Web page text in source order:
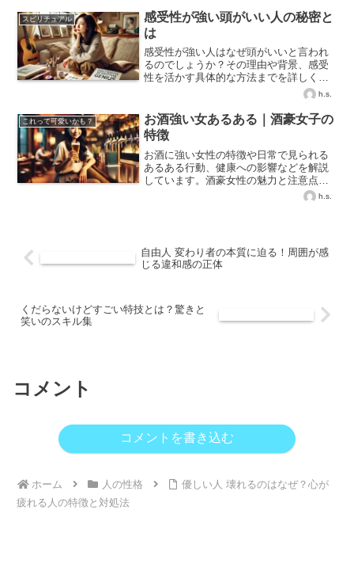
スピリチュアル
感受性が強い頭がいい人の秘密と
は
感受性が強い人はなぜ頭がいいと言われ
るのでしょうか？その理由や背景、感受
性を活かす具体的な方法までを詳しくご
h.s.
これって可愛いかも？
お酒強い女あるある｜酒豪女子の
特徴
お酒に強い女性の特徴や日常で見られる
あるある行動、健康への影響などを解説
しています。酒豪女性の魅力と注意点を
h.s.
自由人 変わり者の本質に迫る！周囲が感
じる違和感の正体
くだらないけどすごい特技とは？驚きと
笑いのスキル集
コメント
コメントを書き込む
ホーム 人の性格
優しい人 壊れるのはなぜ？心が
疲れる人の特徴と対処法